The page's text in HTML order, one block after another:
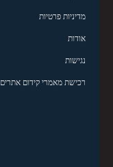
מדיניות פרטיות
אודות
נגישות
רכישת מאמרי קידום אתרים